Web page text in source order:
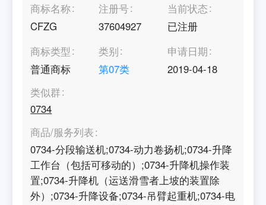
商标名称
CFZG
注册号
37604927
当前状态
已注册
商标类型
普通商标
类别
第07类
申请日期
2019-04-18
类似群
0734
商品/服务列表
0734-分段输送机;0734-动力卷扬机;0734-升降
工作台（包括可移动的）;0734-升降机操作装
置;0734-升降机（运送滑雪者上坡的装置除
外）;0734-升降设备;0734-吊臂起重机;0734-电